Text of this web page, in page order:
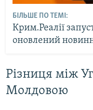
БІЛЬШЕ ПО ТЕМІ:
Крим.Реалії
оновлений
Різниця між
Молдовою